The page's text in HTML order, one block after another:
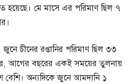
হয়েছে। মে মাসে এর পরিমাণ ছিল ৭
চীনের রপ্তানির পরিমাণ ছিল ৩৩
আগের বছরের একই সময়ের তুলনায়
বেশি। অন্যদিকে জুনে আমদানি ১